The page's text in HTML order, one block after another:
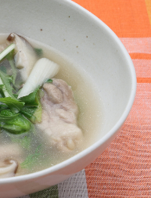
調味酢
ぽん酢
鍋用調味料